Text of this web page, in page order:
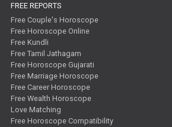
FREE REPORTS
Free Couple's Horoscope
Free Horoscope Online
Free Kundli
Free Tamil Jathagam
Free Horoscope Gujarati
Free Marriage Horoscope
Free Career Horoscope
Free Wealth Horoscope
Love Matching
Free Horoscope Compatibility